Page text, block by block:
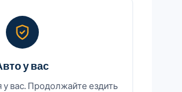
у вас
вас. Продолжайте ездить